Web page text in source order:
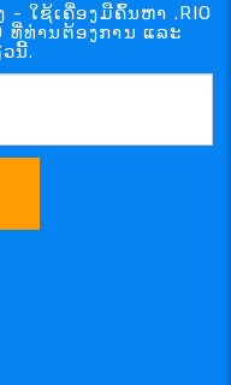
- ໃຊ້ເຄື່ອງມືຄົ້ນຫາ .RIO
ທີ່ທ່ານຕ້ອງການ ແລະ
ນີ້.